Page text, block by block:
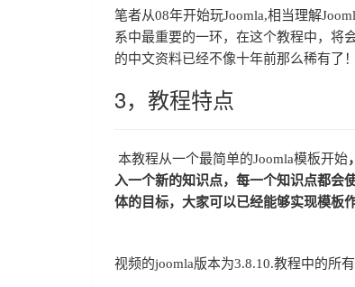
笔者从08年开始玩Joomla,相当理解
系中最重要的一环，在这个教程中，将
的中文资料已经不像十年前那么稀有了！
3，教程特点
本教程从一个最简单的Joomla模板开始
入一个新的知识点，每一个知识点都会
体的目标，大家可以已经能够实现模板
视频的joomla版本为3.8.10.教程中的所